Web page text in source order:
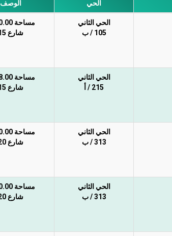
الحي الوصف
الحي الثاني
105 / ب
مساحة 920.00م
شارع 15
الحي الثاني
215 / أ
مساحة 448.00م
شارع 15
الحي الثاني
313 / ب
مساحة 360.00م
شارع 20
الحي الثاني
313 / ب
مساحة 360.00م
شارع 20